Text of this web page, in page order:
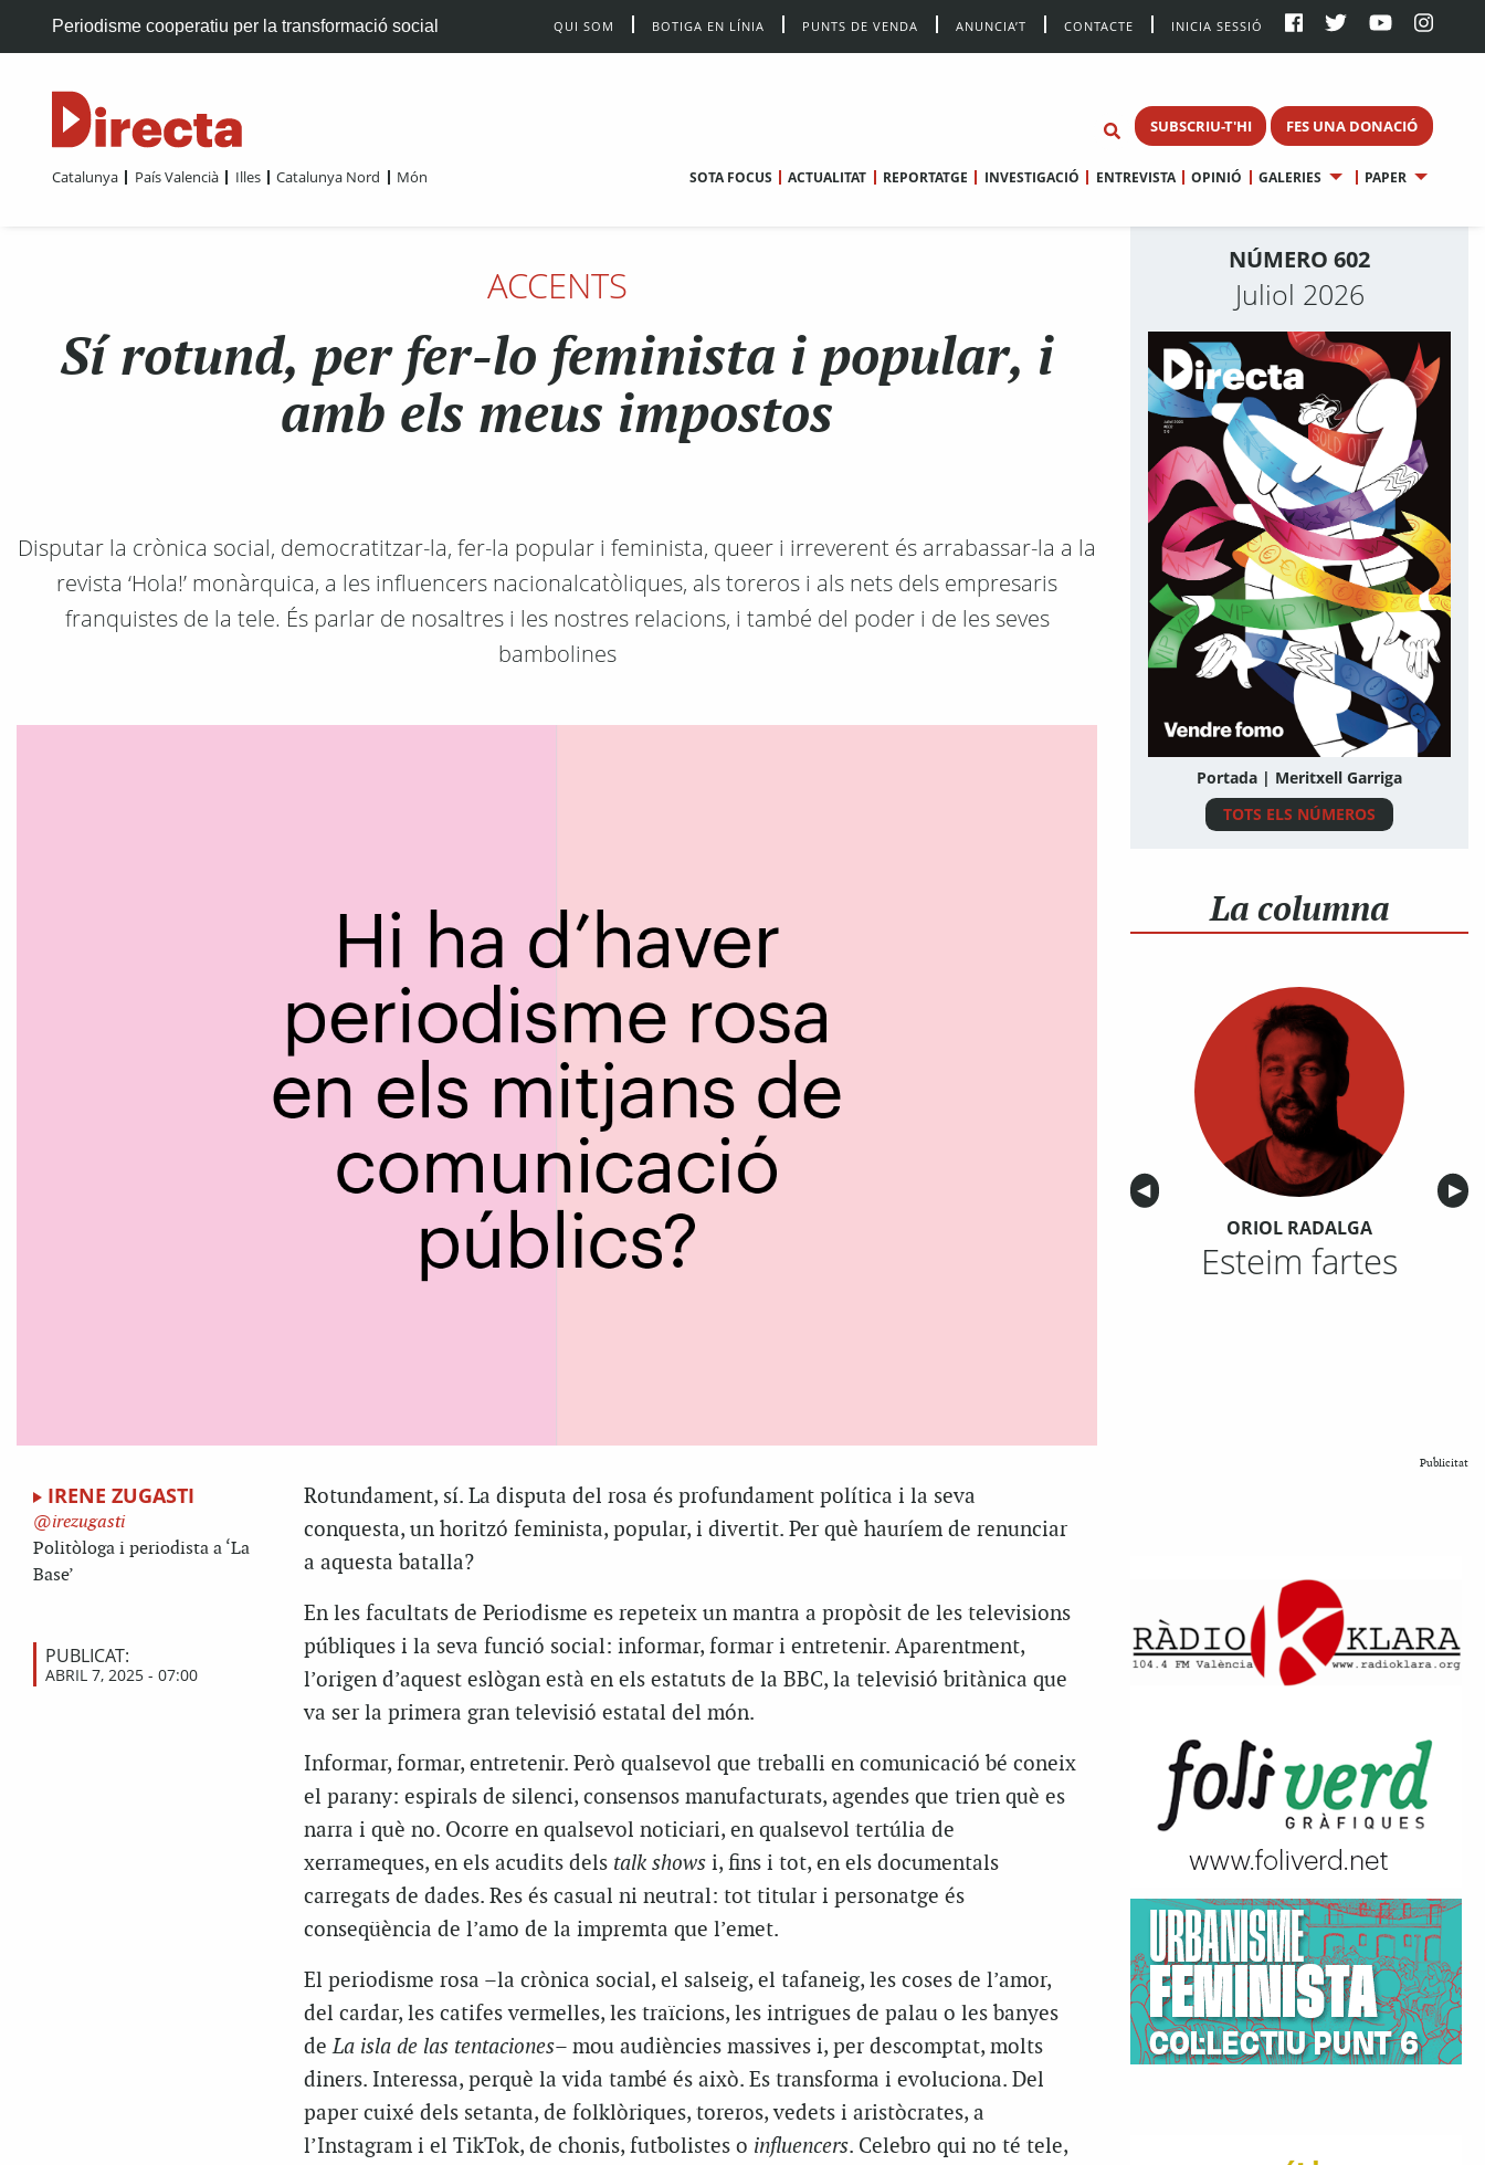
Periodisme cooperatiu per la transformació social QUI SOM BOTIGA EN LÍNIA PUNTS DE VENDA ANUNCIA’T CONTACTE INICIA SESSIÓ
SUBSCRIU-T'HI FES UNA DONACIÓ
Catalunya País Valencià Illes Catalunya Nord Món SOTA FOCUS ACTUALITAT REPORTATGE INVESTIGACIÓ ENTREVISTA OPINIÓ GALERIES PAPER
ACCENTS
Sí rotund, per fer-lo feminista i popular, i
amb els meus impostos
Disputar la crònica social, democratitzar-la, fer-la popular i feminista, queer i irreverent és arrabassar-la a la
revista ‘Hola!’ monàrquica, a les influencers nacionalcatòliques, als toreros i als nets dels empresaris
franquistes de la tele. És parlar de nosaltres i les nostres relacions, i també del poder i de les seves
bambolines
IRENE ZUGASTI
irezugasti
Politòloga i periodista a ‘La
Base’
PUBLICAT:
ABRIL 7, 2025 - 07:00
Rotundament, sí. La disputa del rosa és profundament política i la seva
conquesta, un horitzó feminista, popular, i divertit. Per què hauríem de renunciar
a aquesta batalla?
En les facultats de Periodisme es repeteix un mantra a propòsit de les televisions
públiques i la seva funció social: informar, formar i entretenir. Aparentment,
l’origen d’aquest eslògan està en els estatuts de la BBC, la televisió britànica que
va ser la primera gran televisió estatal del món.
Informar, formar, entretenir. Però qualsevol que treballi en comunicació bé coneix
el parany: espirals de silenci, consensos manufacturats, agendes que trien què es
narra i què no. Ocorre en qualsevol noticiari, en qualsevol tertúlia de
xerrameques, en els acudits dels talk showsi, fins i tot, en els documentals
carregats de dades. Res és casual ni neutral: tot titular i personatge és
conseqüència de l’amo de la impremta que l’emet.
El periodisme rosa –la crònica social, el salseig, el tafaneig, les coses de l’amor,
del cardar, les catifes vermelles, les traïcions, les intrigues de palau o les banyes
deLa isla de las tentaciones– mou audiències massives i, per descomptat, molts
diners. Interessa, perquè la vida també és això. Es transforma i evoluciona. Del
paper cuixé dels setanta, de folklòriques, toreros, vedets i aristòcrates, a
l’Instagram i el TikTok, de chonis, futbolistes o influencers. Celebro qui no té tele,
NÚMERO 602
Juliol 2026
Portada | Meritxell Garriga
TOTS ELS NÚMEROS
La columna
Anterior
◀︎ ▶︎
ORIOL RADALGA
Esteim fartes
Publicitat